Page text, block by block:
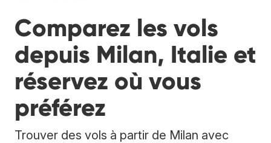
Comparez les vols
depuis Milan, Italie et
réservez où vous
préférez
Trouver des vols à partir de Milan avec